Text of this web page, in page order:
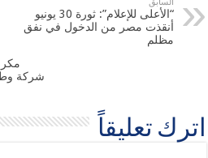
السابق
“الأعلى للإعلام”: ثورة 30 يونيو
أنقذت مصر من الدخول في نفق
مظلم
شركة
اترك تعليقاً